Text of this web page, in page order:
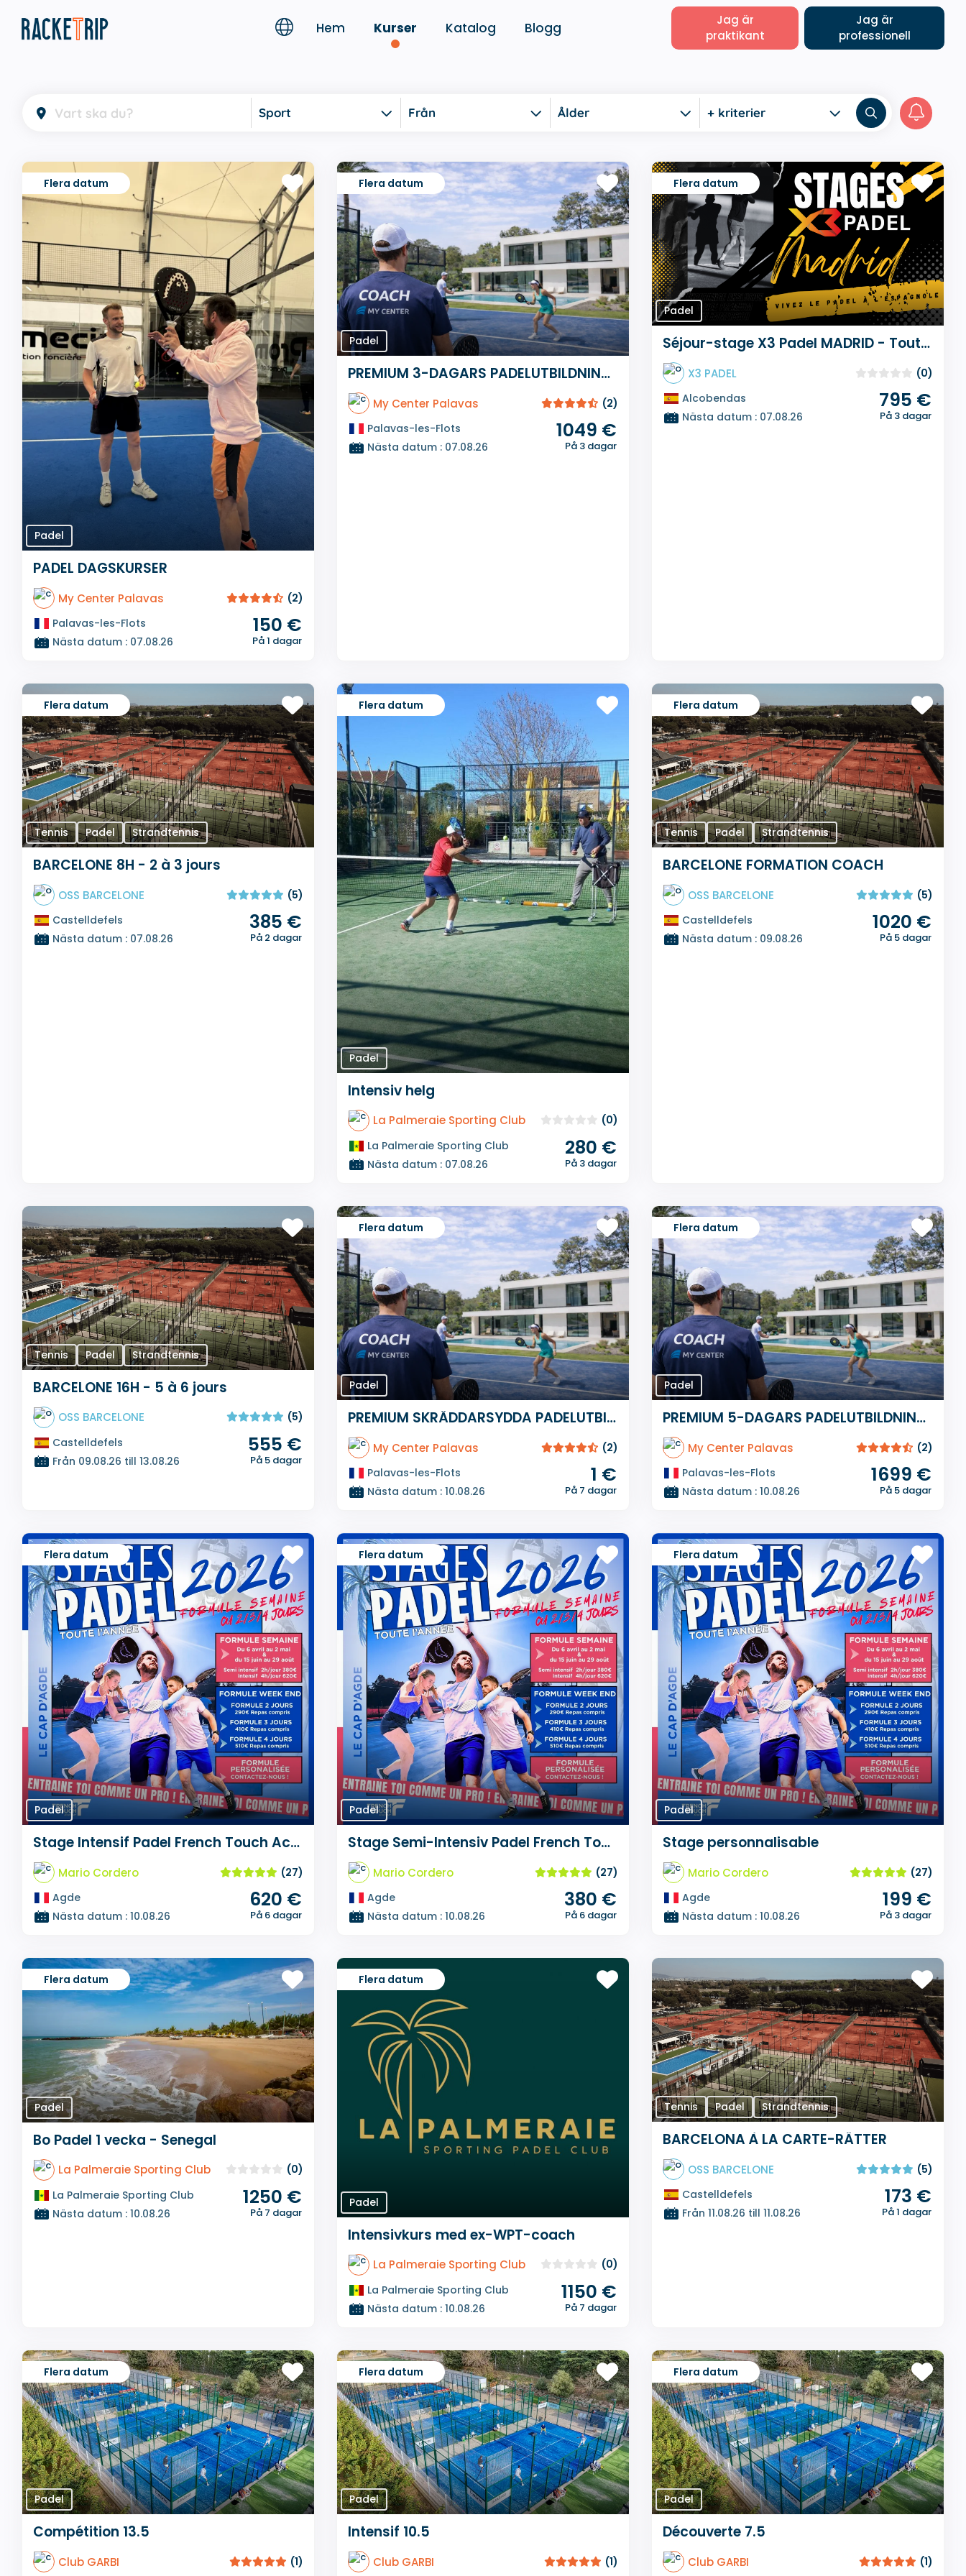
Hem Kurser Katalog Blogg
Jag är
praktikant
Jag är
professionell
Sport Från Ålder + kriterier
Flera datum
Padel
PADEL DAGSKURSER
My Center Palavas
(2)
Palavas-les-Flots
Nästa datum : 07.08.26
150 €
På 1 dagar
Flera datum
Padel
PREMIUM 3-DAGARS PADELUTBILDNINGSKURSER
My Center Palavas
(2)
Palavas-les-Flots
Nästa datum : 07.08.26
1049 €
På 3 dagar
Flera datum
Padel
Séjour-stage X3 Padel MADRID - Toute l'année sur mesure
X3 PADEL
(0)
Alcobendas
Nästa datum : 07.08.26
795 €
På 3 dagar
Flera datum
Tennis Padel Strandtennis
BARCELONE 8H - 2 à 3 jours
OSS BARCELONE
(5)
Castelldefels
Nästa datum : 07.08.26
385 €
På 2 dagar
Flera datum
Padel
Intensiv helg
La Palmeraie Sporting Club
(0)
La Palmeraie Sporting Club
Nästa datum : 07.08.26
280 €
På 3 dagar
Flera datum
Tennis Padel Strandtennis
BARCELONE FORMATION COACH
OSS BARCELONE
(5)
Castelldefels
Nästa datum : 09.08.26
1020 €
På 5 dagar
Tennis Padel Strandtennis
BARCELONE 16H - 5 à 6 jours
OSS BARCELONE
(5)
Castelldefels
Från 09.08.26 till 13.08.26
555 €
På 5 dagar
Flera datum
Padel
PREMIUM SKRÄDDARSYDDA PADELUTBILDNINGSKURSER
My Center Palavas
(2)
Palavas-les-Flots
Nästa datum : 10.08.26
1 €
På 7 dagar
Flera datum
Padel
PREMIUM 5-DAGARS PADELUTBILDNINGSKURSER
My Center Palavas
(2)
Palavas-les-Flots
Nästa datum : 10.08.26
1699 €
På 5 dagar
Flera datum
Padel
Stage Intensif Padel French Touch Academy
Mario Cordero
(27)
Agde
Nästa datum : 10.08.26
620 €
På 6 dagar
Flera datum
Padel
Stage Semi-Intensiv Padel French Touch Academy
Mario Cordero
(27)
Agde
Nästa datum : 10.08.26
380 €
På 6 dagar
Flera datum
Padel
Stage personnalisable
Mario Cordero
(27)
Agde
Nästa datum : 10.08.26
199 €
På 3 dagar
Flera datum
Padel
Bo Padel 1 vecka - Senegal
La Palmeraie Sporting Club
(0)
La Palmeraie Sporting Club
Nästa datum : 10.08.26
1250 €
På 7 dagar
Flera datum
Padel
Intensivkurs med ex-WPT-coach
La Palmeraie Sporting Club
(0)
La Palmeraie Sporting Club
Nästa datum : 10.08.26
1150 €
På 7 dagar
Tennis Padel Strandtennis
BARCELONA À LA CARTE-RÄTTER
OSS BARCELONE
(5)
Castelldefels
Från 11.08.26 till 11.08.26
173 €
På 1 dagar
Flera datum
Padel
Compétition 13.5
Club GARBI (1)
Flera datum
Padel
Intensif 10.5
Club GARBI (1)
Flera datum
Padel
Découverte 7.5
Club GARBI (1)